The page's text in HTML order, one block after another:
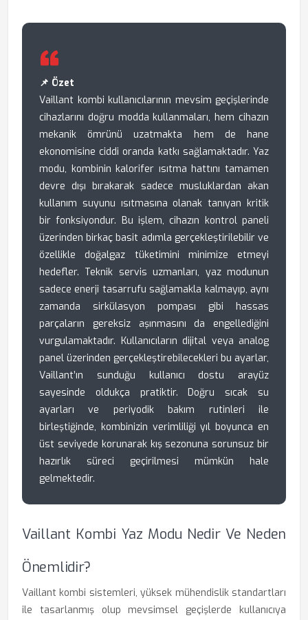
📌 Özet
Vaillant kombi kullanıcılarının mevsim geçişlerinde
cihazlarını doğru modda kullanmaları, hem cihazın
mekanik ömrünü uzatmakta hem de hane
ekonomisine ciddi oranda katkı sağlamaktadır. Yaz
modu, kombinin kalorifer ısıtma hattını tamamen
devre dışı bırakarak sadece musluklardan akan
kullanım suyunu ısıtmasına olanak tanıyan kritik
bir fonksiyondur. Bu işlem, cihazın kontrol paneli
üzerinden birkaç basit adımla gerçekleştirilebilir ve
özellikle doğalgaz tüketimini minimize etmeyi
hedefler. Teknik servis uzmanları, yaz modunun
sadece enerji tasarrufu sağlamakla kalmayıp, aynı
zamanda sirkülasyon pompası gibi hassas
parçaların gereksiz aşınmasını da engellediğini
vurgulamaktadır. Kullanıcıların dijital veya analog
panel üzerinden gerçekleştirebilecekleri bu ayarlar,
Vaillant’ın sunduğu kullanıcı dostu arayüz
sayesinde oldukça pratiktir. Doğru sıcak su
ayarları ve periyodik bakım rutinleri ile
birleştiğinde, kombinizin verimliliği yıl boyunca en
üst seviyede korunarak kış sezonuna sorunsuz bir
hazırlık süreci geçirilmesi mümkün hale
gelmektedir.
Vaillant Kombi Yaz Modu Nedir Ve Neden
Önemlidir?
Vaillant kombi sistemleri, yüksek mühendislik standartları
ile tasarlanmış olup mevsimsel geçişlerde kullanıcıya